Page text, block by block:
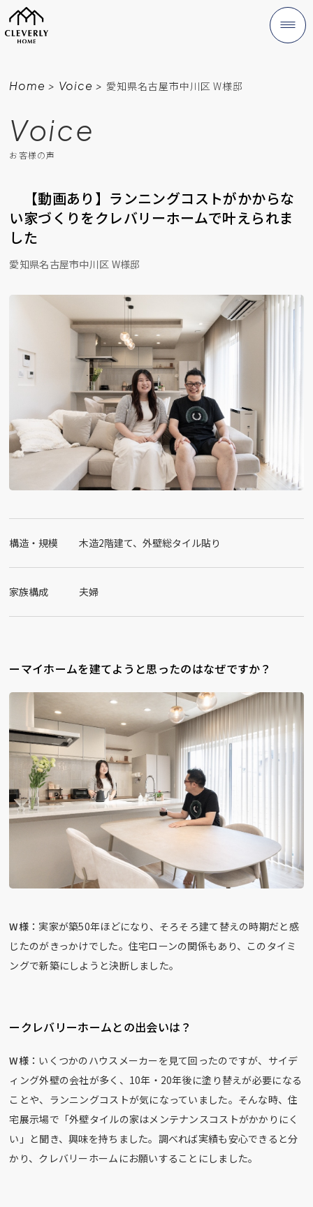
Home > Voice > 愛知県名古屋市中川区 W様邸
Voice
お客様の声
【動画あり】ランニングコストがかからな
い家づくりをクレバリーホームで叶えられま
した
愛知県名古屋市中川区 W様邸
構造・規模 木造2階建て、外壁総タイル貼り
家族構成 夫婦
ーマイホームを建てようと思ったのはなぜですか？
W様：実家が築50年ほどになり、そろそろ建て替えの時期だと感
じたのがきっかけでした。住宅ローンの関係もあり、このタイミ
ングで新築にしようと決断しました。
ークレバリーホームとの出会いは？
W様： いくつかのハウスメーカーを見て回ったのですが、サイデ
ィング外壁の会社が多く、10年・20年後に塗り替えが必要になる
ことや、ランニングコストが気になっていました。そんな時、住
宅展示場で「外壁タイルの家はメンテナンスコストがかかりにく
い」と聞き、興味を持ちました。調べれば実績も安心できると分
かり、クレバリーホームにお願いすることにしました。